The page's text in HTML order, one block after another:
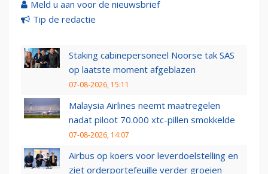
Meld u aan voor de nieuwsbrief
Tip de redactie
Staking cabinepersoneel Noorse tak SAS
op laatste moment afgeblazen
07-08-2026, 15:11
Malaysia Airlines neemt maatregelen
nadat piloot 70.000 xtc-pillen smokkelde
07-08-2026, 14:07
Airbus op koers voor leverdoelstelling en
ziet orderportefeuille verder groeien